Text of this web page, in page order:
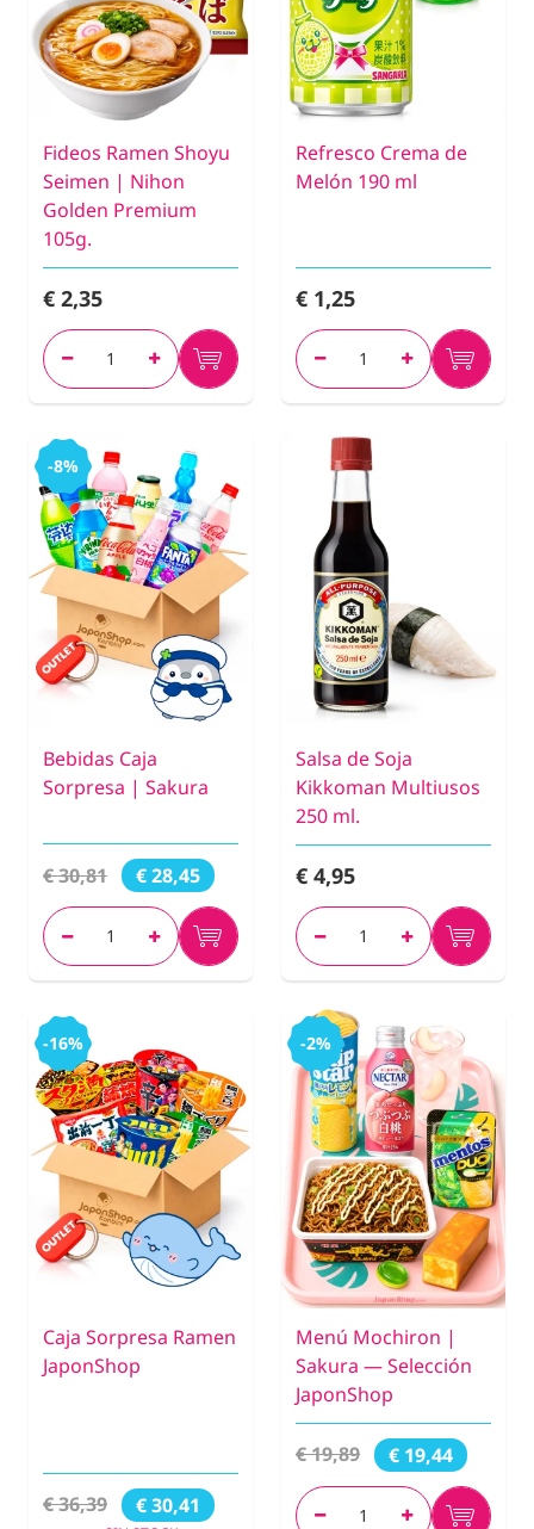
Fideos Ramen Shoyu
Seimen | Nihon
Golden Premium
105g.
€ 2,35
Refresco Crema de
Melón 190 ml
€ 1,25
-8%
Bebidas Caja
Sorpresa | Sakura
€ 30,81 € 28,45
Salsa de Soja
Kikkoman Multiusos
250 ml.
€ 4,95
-16%
Caja Sorpresa Ramen
JaponShop
€ 36,39 € 30,41
-2%
Menú Mochiron |
Sakura — Selección
JaponShop
€ 19,89 € 19,44